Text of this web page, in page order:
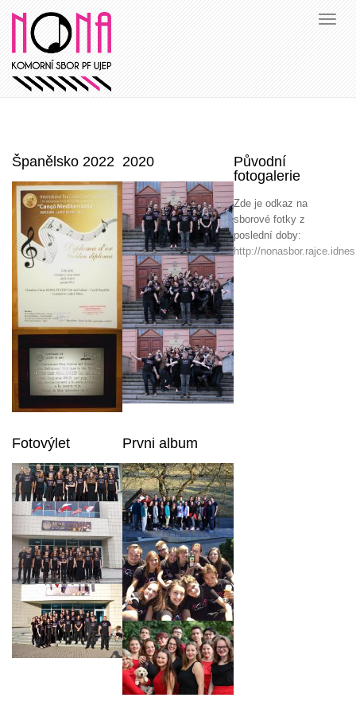
Španělsko 2022 2020
Původní
fotogalerie
Zde je odkaz na
sborové fotky z
poslední doby:
http://
Fotovýlet Prvni album